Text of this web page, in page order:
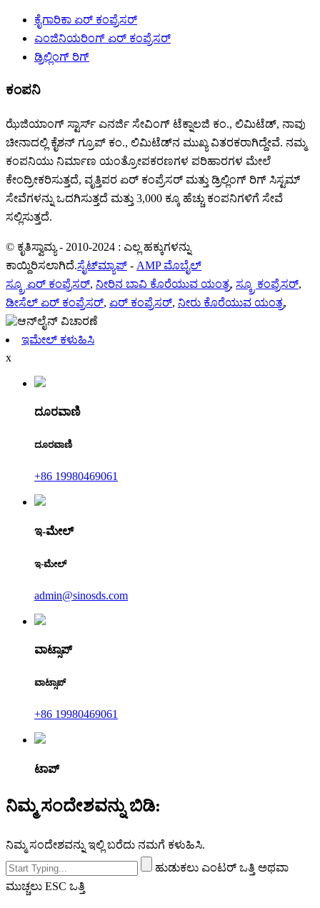
ಕೈಗಾರಿಕಾ ಏರ್ ಕಂಪ್ರೆಸರ್
ಎಂಜಿನಿಯರಿಂಗ್ ಏರ್ ಕಂಪ್ರೆಸರ್
ಡ್ರಿಲ್ಲಿಂಗ್ ರಿಗ್
ಕಂಪನಿ
ಝೆಜಿಯಾಂಗ್ ಸ್ಟಾರ್ಸ್ ಎನರ್ಜಿ ಸೇವಿಂಗ್ ಟೆಕ್ನಾಲಜಿ ಕಂ., ಲಿಮಿಟೆಡ್, ನಾವು
ಚೀನಾದಲ್ಲಿ ಕೈಶನ್ ಗ್ರೂಪ್ ಕಂ., ಲಿಮಿಟೆಡ್‌ನ ಮುಖ್ಯ ವಿತರಕರಾಗಿದ್ದೇವೆ. ನಮ್ಮ
ಕಂಪನಿಯು ನಿರ್ಮಾಣ ಯಂತ್ರೋಪಕರಣಗಳ ಪರಿಹಾರಗಳ ಮೇಲೆ
ಕೇಂದ್ರೀಕರಿಸುತ್ತದೆ, ವೃತ್ತಿಪರ ಏರ್ ಕಂಪ್ರೆಸರ್ ಮತ್ತು ಡ್ರಿಲ್ಲಿಂಗ್ ರಿಗ್ ಸಿಸ್ಟಮ್
ಸೇವೆಗಳನ್ನು ಒದಗಿಸುತ್ತದೆ ಮತ್ತು 3,000 ಕ್ಕೂ ಹೆಚ್ಚು ಕಂಪನಿಗಳಿಗೆ ಸೇವೆ
ಸಲ್ಲಿಸುತ್ತದೆ.
© ಕೃತಿಸ್ವಾಮ್ಯ - 2010-2024 : ಎಲ್ಲ ಹಕ್ಕುಗಳನ್ನು
ಕಾಯ್ದಿರಿಸಲಾಗಿದೆ.ಸೈಟ್‌ಮ್ಯಾಪ್ - AMP ಮೊಬೈಲ್
ಸ್ಕ್ರೂ ಏರ್ ಕಂಪ್ರೆಸರ್, ನೀರಿನ ಬಾವಿ ಕೊರೆಯುವ ಯಂತ್ರ, ಸ್ಕ್ರೂ ಕಂಪ್ರೆಸರ್,
ಡೀಸೆಲ್ ಏರ್ ಕಂಪ್ರೆಸರ್, ಏರ್ ಕಂಪ್ರೆಸರ್, ನೀರು ಕೊರೆಯುವ ಯಂತ್ರ,
ಇಮೇಲ್ ಕಳುಹಿಸಿ
x
ದೂರವಾಣಿ
ದೂರವಾಣಿ
+86 19980469061
ಇ-ಮೇಲ್
ಇ-ಮೇಲ್
admin@sinosds.com
ವಾಟ್ಸಾಪ್
ವಾಟ್ಸಾಪ್
+86 19980469061
ಟಾಪ್
ನಿಮ್ಮ ಸಂದೇಶವನ್ನು ಬಿಡಿ:
ನಿಮ್ಮ ಸಂದೇಶವನ್ನು ಇಲ್ಲಿ ಬರೆದು ನಮಗೆ ಕಳುಹಿಸಿ.
ಹುಡುಕಲು ಎಂಟರ್ ಒತ್ತಿ ಅಥವಾ
ಮುಚ್ಚಲು ESC ಒತ್ತಿ